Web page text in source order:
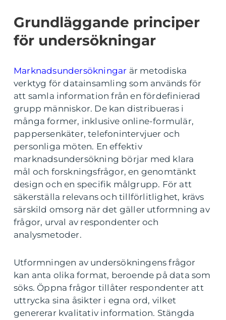
Grundläggande principer
för undersökningar
Marknadsundersökningar är metodiska
verktyg för datainsamling som används för
att samla information från en fördefinierad
grupp människor. De kan distribueras i
många former, inklusive online-formulär,
pappersenkäter, telefonintervjuer och
personliga möten. En effektiv
marknadsundersökning börjar med klara
mål och forskningsfrågor, en genomtänkt
design och en specifik målgrupp. För att
säkerställa relevans och tillförlitlighet, krävs
särskild omsorg när det gäller utformning av
frågor, urval av respondenter och
analysmetoder.
Utformningen av undersökningens frågor
kan anta olika format, beroende på data som
söks. Öppna frågor tillåter respondenter att
uttrycka sina åsikter i egna ord, vilket
genererar kvalitativ information. Stängda